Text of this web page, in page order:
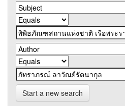
Start a new search